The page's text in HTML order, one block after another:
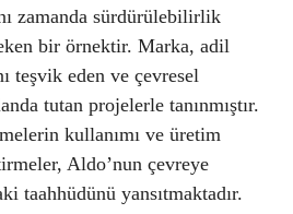
zamanda sürdürülebilirlik
bir örnektir. Marka, adil
teşvik eden ve çevresel
tutan projelerle tanınmıştır.
kullanımı ve üretim
Aldo’nun çevreye
taahhüdünü yansıtmaktadır.